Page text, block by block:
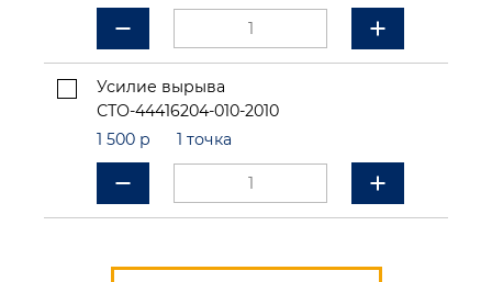
Усилие вырыва
СТО-44416204-010-2010
1 500 р
1 точка